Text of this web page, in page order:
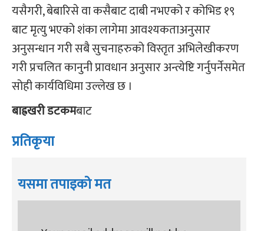
यसैगरी, बेबारिसे वा कसैबाट दाबी नभएको र कोभिड १९
बाट मृत्यु भएको शंका लागेमा आवश्यकताअनुसार
अनुसन्धान गरी सबै सुचनाहरुको विस्तृत अभिलेखीकरण
गरी प्रचलित कानुनी प्रावधान अनुसार अन्त्येष्टि गर्नुपर्नेसमेत
सोही कार्यविधिमा उल्लेख छ ।
बाह्रखरी डटकमबाट
प्रतिकृया
यसमा तपाइको मत